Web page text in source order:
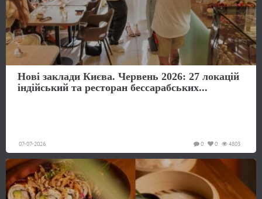
Нові заклади Києва. Червень 2026: 27 локацій
індійський та ресторан бессарабських...
07-07-2026 4803
0
0